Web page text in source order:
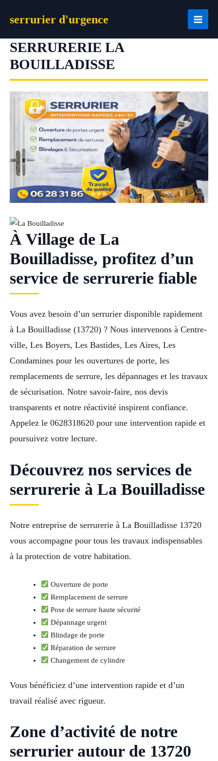
serrurier d'urgence
SERRURERIE LA
BOUILLADISSE
À Village de La
Bouilladisse, profitez d’un
service de serrurerie fiable
Vous avez besoin d’un serrurier disponible rapidement
à La Bouilladisse (13720) ? Nous intervenons à Centre-
ville, Les Boyers, Les Bastides, Les Aires, Les
Condamines pour les ouvertures de porte, les
remplacements de serrure, les dépannages et les travaux
de sécurisation. Notre savoir-faire, nos devis
transparents et notre réactivité inspirent confiance.
Appelez le 0628318620 pour une intervention rapide et
poursuivez votre lecture.
Découvrez nos services de
serrurerie à La Bouilladisse
Notre entreprise de serrurerie à La Bouilladisse 13720
vous accompagne pour tous les travaux indispensables
à la protection de votre habitation.
Ouverture de porte
Remplacement de serrure
Pose de serrure haute sécurité
Dépannage urgent
Blindage de porte
Réparation de serrure
Changement de cylindre
Vous bénéficiez d’une intervention rapide et d’un
travail réalisé avec rigueur.
Zone d’activité de notre
serrurier autour de 13720